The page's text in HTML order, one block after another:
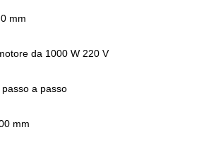
mm
da 1000 W 220 V
a passo
mm